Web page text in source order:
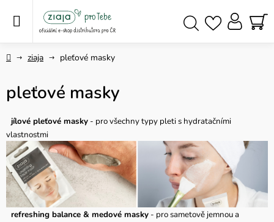
Domůziaja pleťové masky
pleťové masky
jílové pleťové masky - pro všechny typy pleti s hydratačními
vlastnostmi
refreshing balance & medové masky - pro sametově jemnou a